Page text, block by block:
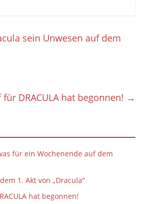
sein Unwesen auf dem
DRACULA hat begonnen! →
für ein Wochenende auf dem
1. Akt von „Dracula“
hat begonnen!